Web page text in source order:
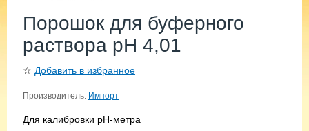
Порошок для буферного
раствора pH 4,01
☆ Добавить в избранное
Производитель: Импорт
Для калибровки pH-метра